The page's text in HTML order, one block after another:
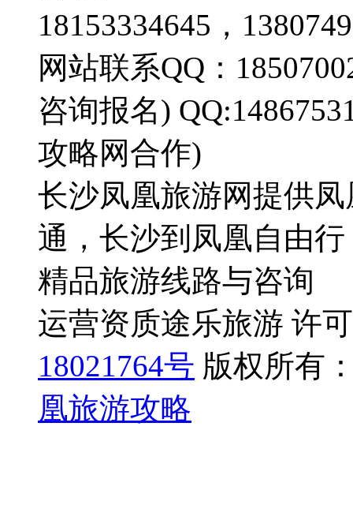
18153334645，
网站联系QQ：
咨询报名)
攻略网合作)
长沙凤凰旅游网提供
通，长沙到凤凰自由
精品旅游线路与咨询
运营资质途乐旅游 许
18021764号 版权所有
凰旅游攻略